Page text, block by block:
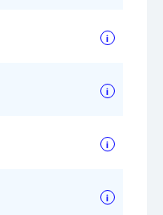
i
i
i
i